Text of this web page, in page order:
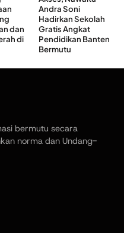
dan
di
Andra Soni
Hadirkan Sekolah
Gratis Angkat
Pendidikan Banten
Bermutu
bermutu secara
norma dan Undang-